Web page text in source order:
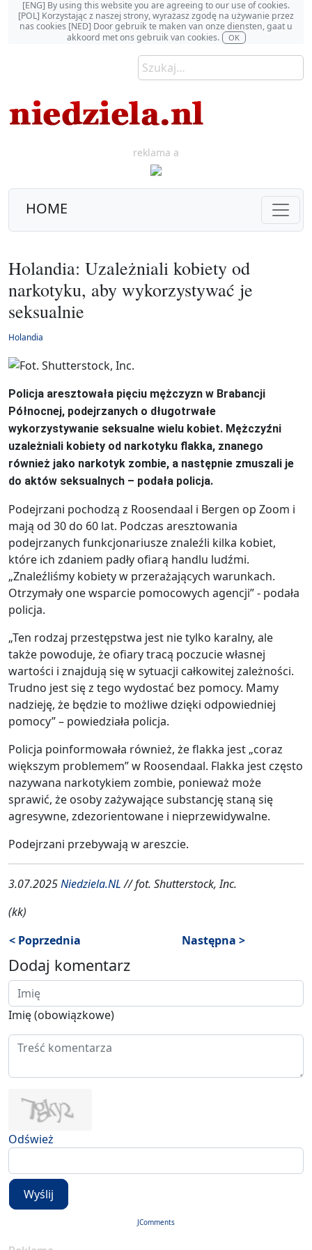
[ENG] By using this website you are agreeing to our use of cookies.
[POL] Korzystając z naszej strony, wyrażasz zgodę na używanie przez
nas cookies [NED] Door gebruik te maken van onze diensten, gaat u
akkoord met ons gebruik van cookies.
OK
reklama a
HOME
Holandia: Uzależniali kobiety od
narkotyku, aby wykorzystywać je
seksualnie
Holandia
Policja aresztowała pięciu mężczyzn w Brabancji
Północnej, podejrzanych o długotrwałe
wykorzystywanie seksualne wielu kobiet. Mężczyźni
uzależniali kobiety od narkotyku flakka, znanego
również jako narkotyk zombie, a następnie zmuszali je
do aktów seksualnych – podała policja.
Podejrzani pochodzą z Roosendaal i Bergen op Zoom i
mają od 30 do 60 lat. Podczas aresztowania
podejrzanych funkcjonariusze znaleźli kilka kobiet,
które ich zdaniem padły ofiarą handlu ludźmi.
„Znaleźliśmy kobiety w przerażających warunkach.
Otrzymały one wsparcie pomocowych agencji” - podała
policja.
„Ten rodzaj przestępstwa jest nie tylko karalny, ale
także powoduje, że ofiary tracą poczucie własnej
wartości i znajdują się w sytuacji całkowitej zależności.
Trudno jest się z tego wydostać bez pomocy. Mamy
nadzieję, że będzie to możliwe dzięki odpowiedniej
pomocy” – powiedziała policja.
Policja poinformowała również, że flakka jest „coraz
większym problemem” w Roosendaal. Flakka jest często
nazywana narkotykiem zombie, ponieważ może
sprawić, że osoby zażywające substancję staną się
agresywne, zdezorientowane i nieprzewidywalne.
Podejrzani przebywają w areszcie.
3.07.2025Niedziela.NL// fot. Shutterstock, Inc.
(kk)
< Poprzednia
Następna >
Dodaj komentarz
Imię (obowiązkowe)
Odśwież
Wyślij
JComments